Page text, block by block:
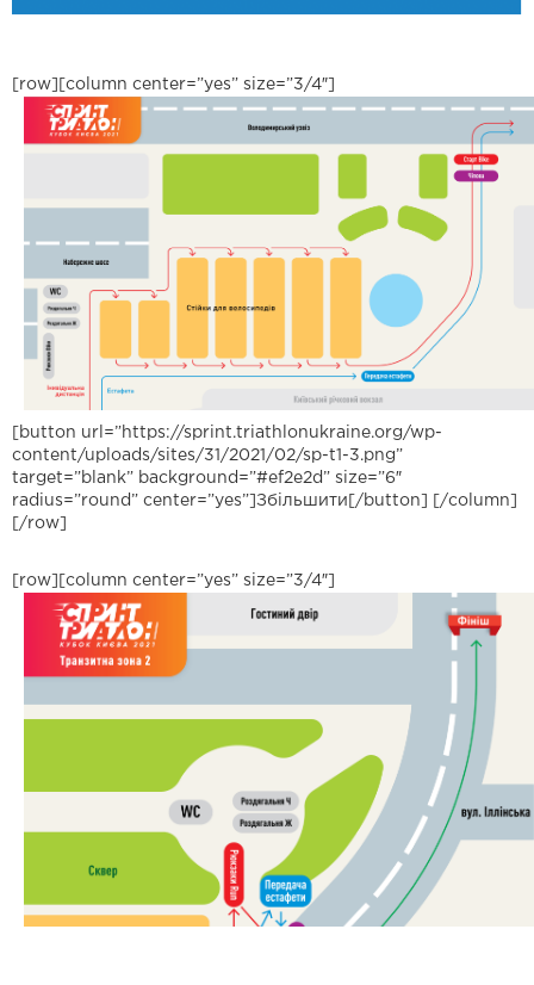
[row][column center=”yes” size=”3/4″]
[button url=”https://sprint.triathlonukraine.org/wp-
content/uploads/sites/31/2021/02/sp-t1-3.png”
target=”blank” background=”#ef2e2d” size=”6″
radius=”round” center=”yes”]Збільшити[/button] [/column]
[/row]
[row][column center=”yes” size=”3/4″]